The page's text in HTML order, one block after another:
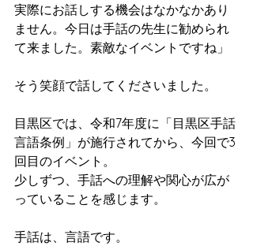
実際にお話しする機会はなかなかあり
ません。今日は手話の先生に勧められ
て来ました。素敵なイベントですね」
そう笑顔で話してくださいました。
目黒区では、令和7年度に「目黒区手話
言語条例」が施行されてから、今回で3
回目のイベント。
少しずつ、手話への理解や関心が広が
っていることを感じます。
手話は、言語です。